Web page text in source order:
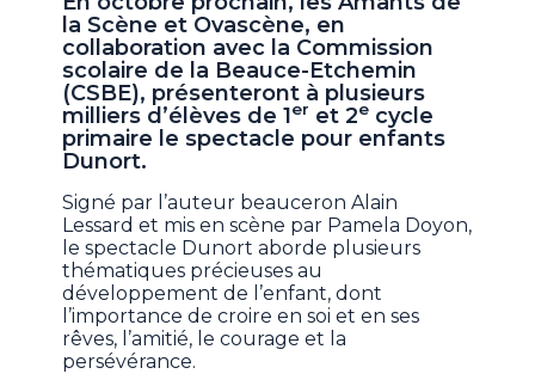
la Scène et Ovascène, en
collaboration avec la Commission
scolaire de la Beauce-Etchemin
(CSBE), présenteront à plusieurs
milliers d’élèves de 1er et 2e cycle
primaire le spectacle pour enfants
Dunort.
Signé par l’auteur beauceron Alain
Lessard et mis en scène par Pamela Doyon,
le spectacle Dunort aborde plusieurs
thématiques précieuses au
développement de l’enfant, dont
l’importance de croire en soi et en ses
rêves, l’amitié, le courage et la
persévérance.